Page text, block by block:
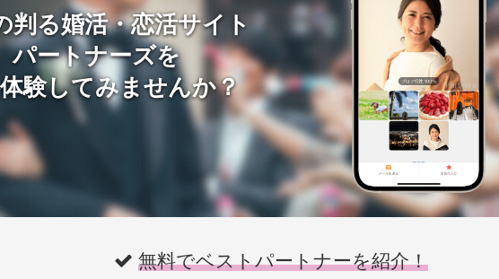
判る婚活・恋活サイト
パートナーズを
験してみませんか？
無料でベストパートナーを紹介！